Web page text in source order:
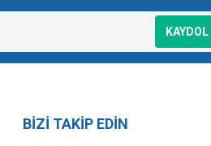
KAYDOL
BİZİ TAKİP EDİN